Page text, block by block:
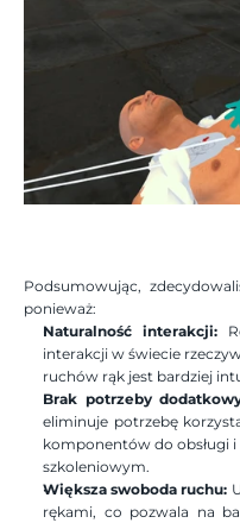
Podsumowując,
ponieważ:
Naturalność interakcji:
interakcji w świecie
ruchów rąk jest bardziej
Brak potrzeby
eliminuje potrzebę
komponentów do obsługi i
szkoleniowym.
Większa swoboda ruchu:
rękami, co pozwala na